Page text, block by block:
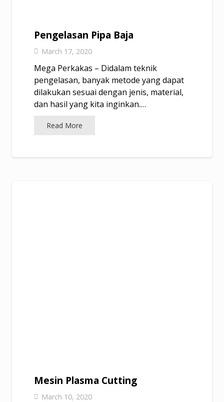
Pengelasan Pipa Baja
March 17, 2020
Mega Perkakas – Didalam teknik
pengelasan, banyak metode yang dapat
dilakukan sesuai dengan jenis, material,
dan hasil yang kita inginkan.…
Read More
Mesin Plasma Cutting
March 10, 2020